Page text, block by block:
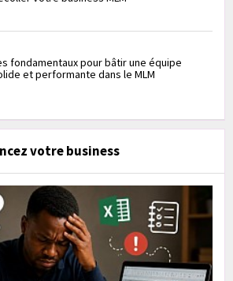
fondamentaux pour bâtir une équipe
et performante dans le MLM
votre business